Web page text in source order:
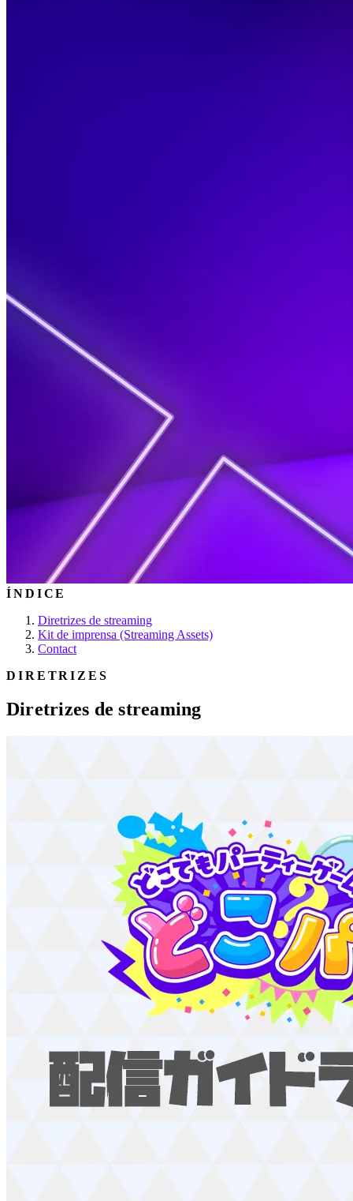
ÍNDICE
Diretrizes de streaming
Kit de imprensa (Streaming Assets)
Contact
DIRETRIZES
Diretrizes de streaming